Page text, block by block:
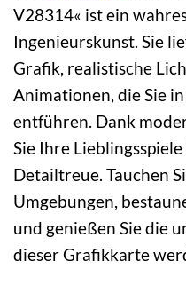
V28314« ist ein
Ingenieurskunst. Sie
Grafik, realistische
Animationen, die Sie
entführen. Dank
Sie Ihre
Detailtreue. Tauchen
Umgebungen,
und genießen Sie die
dieser Grafikkarte